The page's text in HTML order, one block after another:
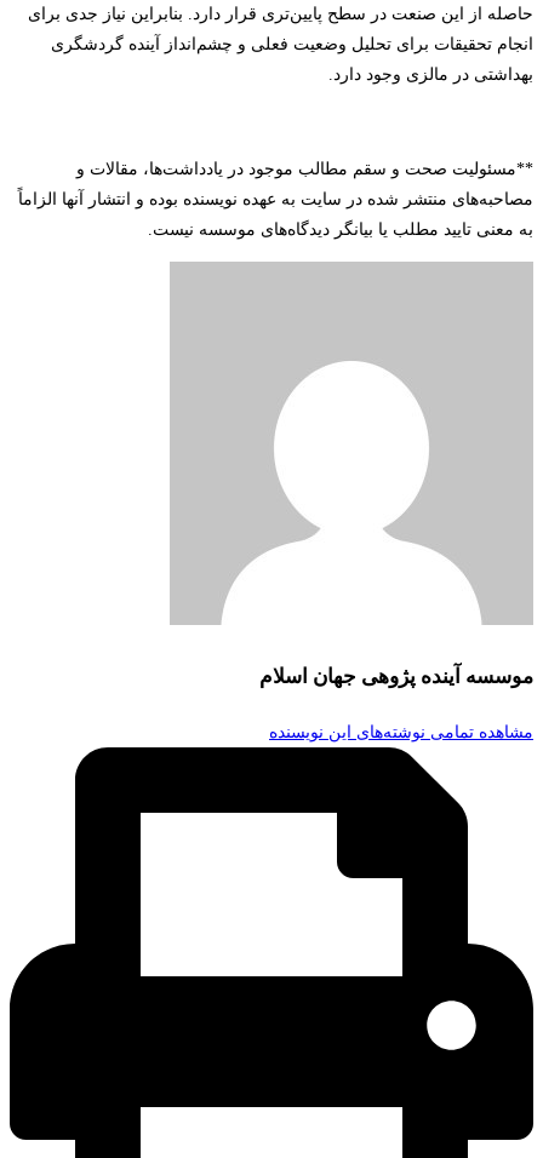
حاصله از این صنعت در سطح پایین‌تری قرار دارد. بنابراین نیاز جدی برای
انجام تحقیقات برای تحلیل وضعیت فعلی و چشم‌انداز آینده گردشگری
بهداشتی در مالزی وجود دارد.
**مسئولیت صحت و سقم مطالب موجود در یادداشت‌ها، مقالات و
مصاحبه‌های منتشر شده در سایت به عهده نویسنده بوده و انتشار آنها الزاماً
به معنی تایید مطلب یا بیانگر دیدگاه‌های موسسه نیست.
موسسه آینده پژوهی جهان اسلام
مشاهده تمامی نوشته‌های این نویسنده